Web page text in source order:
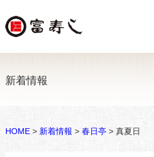
新着情報
HOME> 新着情報 > 春日亭> 真夏日